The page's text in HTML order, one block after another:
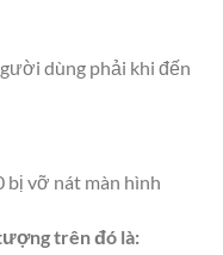
dùng phải khi đến
bị vỡ nát màn hình
trên đó là: